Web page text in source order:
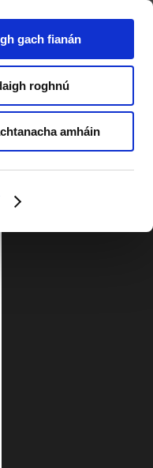
gach fianán
roghnú
amháin